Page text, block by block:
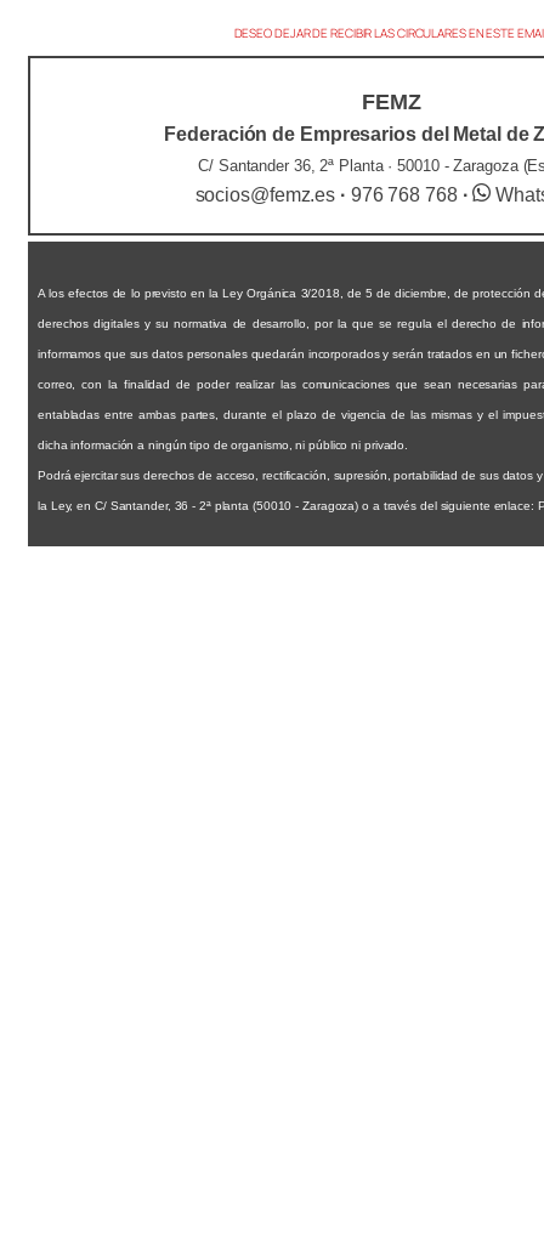
DESEO DEJAR DE RECIBIR LAS CIRCULARES EN ESTE
FEMZ
Federación de Empresarios del Metal de
C/ Santander 36, 2ª Planta · 50010 - Zaragoza
socios@femz.es · 976 768 768 ·
A los efectos de lo previsto en la Ley Orgánica 3/2018, de 5 de diciembre, de protección
derechos digitales y su normativa de desarrollo, por la que se regula el derecho de
informamos que sus datos personales quedarán incorporados y serán tratados en un
correo, con la finalidad de poder realizar las comunicaciones que sean necesarias
entabladas entre ambas partes, durante el plazo de vigencia de las mismas y el
dicha información a ningún tipo de organismo, ni público ni privado.
Podrá ejercitar sus derechos de acceso, rectificación, supresión, portabilidad de sus datos
la Ley, en C/ Santander, 36 - 2ª planta (50010 - Zaragoza) o a través del siguiente enlace: